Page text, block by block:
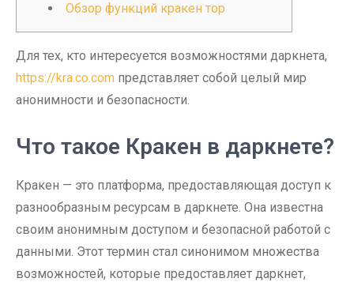
Обзор функций кракен тор
Для тех, кто интересуется возможностями даркнета,
https://kra.co.com представляет собой целый мир
анонимности и безопасности.
Что такое Кракен в даркнете?
Кракен — это платформа, предоставляющая доступ к
разнообразным ресурсам в даркнете. Она известна
своим анонимным доступом и безопасной работой с
данными. Этот термин стал синонимом множества
возможностей, которые предоставляет даркнет,